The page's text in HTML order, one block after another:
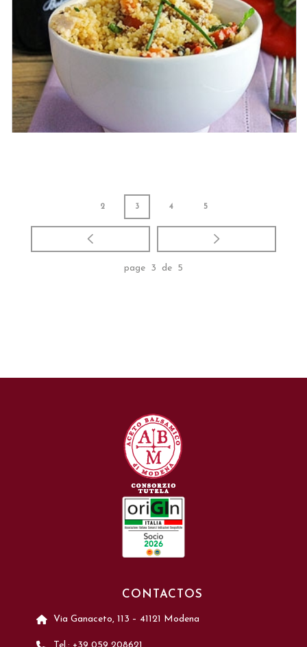
Filetes de soja sobre cama de
cebolletas con higos gratinados con
Parmigiano Reggiano DOP y Vinagre
Balsámico de Módena IGP
Tabulé de hierbas aromáticas con
2 3 4 5
page 3 de 5
CONTACTOS
Via Ganaceto, 113 – 41121 Modena